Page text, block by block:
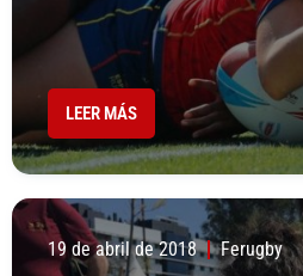
LEER MÁS
19 de abril de 2018 Ferugby